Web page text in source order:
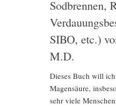
Sodbrennen,
SIBO, etc.)
M.D.
Dieses Buch will
Magensäure,
sehr viele